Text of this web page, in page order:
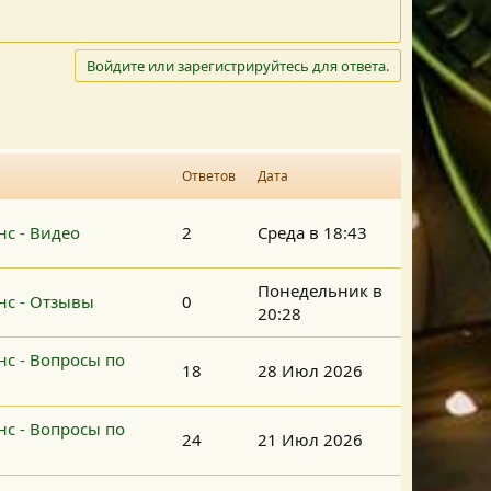
Войдите или зарегистрируйтесь для ответа.
Ответов Дата
- Видео 2 Среда в 18:43
- Отзывы 0
Понедельник в
20:28
- Вопросы по 18 28 Июл 2026
- Вопросы по 24 21 Июл 2026